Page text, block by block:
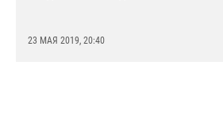
23 МАЯ 2019, 20:40